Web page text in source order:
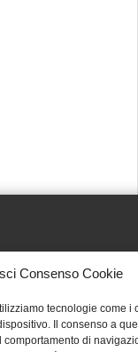
Consenso Cookie
tecnologie come i
Il consenso a
di